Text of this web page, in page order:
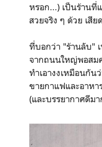
หรอก...) เป็นร้านที่
สวยจริง ๆ ด้วย เสี
ที่บอกว่า "ร้านลับ"
จากถนนใหญ่พอสม
ทำเอางงเหมือนกั
ขายกาแฟและอาหา
(และบรรยากาศดีมา